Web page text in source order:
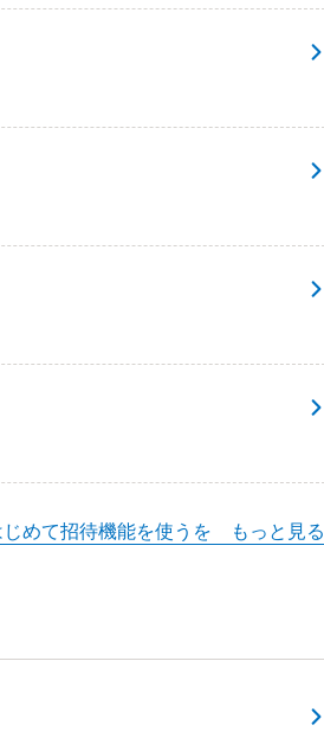
じめて招待機能を使うを もっと見る